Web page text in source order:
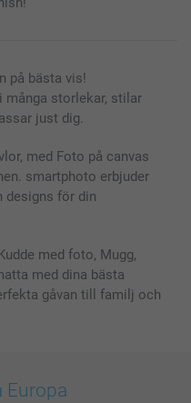
på bästa vis!
storlekar, stilar
just dig.
med Foto på canvas
smartphoto erbjuder
designs för din
med foto, Mugg,
med dina bästa
gåvan till familj och